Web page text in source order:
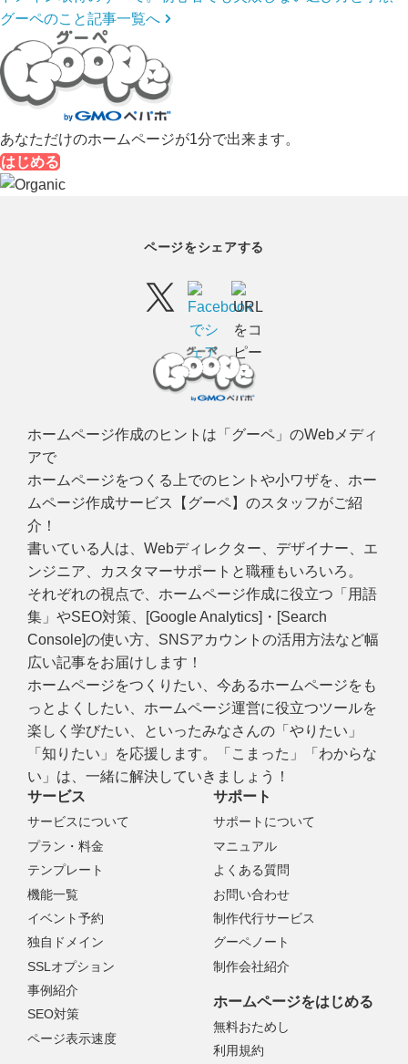
グーペのこと記事一覧へ
あなただけのホームページが1分で出来ます。
はじめる
ページをシェアする
ホームページ作成のヒントは「グーペ」のWebメディ
アで
ホームページをつくる上でのヒントや小ワザを、ホー
ムページ作成サービス【グーペ】のスタッフがご紹
介！
書いている人は、Webディレクター、デザイナー、エ
ンジニア、カスタマーサポートと職種もいろいろ。
それぞれの視点で、ホームページ作成に役立つ「用語
集」やSEO対策、[Google Analytics]・[Search
Console]の使い方、SNSアカウントの活用方法など幅
広い記事をお届けします！
ホームページをつくりたい、今あるホームページをも
っとよくしたい、ホームページ運営に役立つツールを
楽しく学びたい、といったみなさんの「やりたい」
「知りたい」を応援します。「こまった」「わからな
い」は、一緒に解決していきましょう！
サービス
サービスについて
プラン・料金
テンプレート
機能一覧
イベント予約
独自ドメイン
SSLオプション
事例紹介
SEO対策
ページ表示速度
サポート
サポートについて
マニュアル
よくある質問
お問い合わせ
制作代行サービス
グーペノート
制作会社紹介
ホームページをはじめる
無料おためし
利用規約